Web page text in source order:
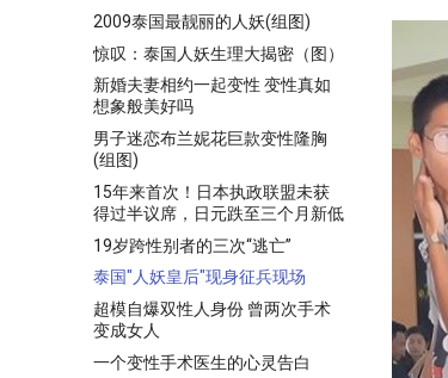
2009泰国最靓丽的人妖(组图)
惊叹：泰国人妖生理大揭密（图）
新婚夫妻相约一起变性 变性真如
想象般美好吗
男子迷恋布兰妮花巨款变性隆胸
(组图)
15年来首次！日本执政联盟未获
得过半议席，日元跌至三个月新低
19岁跨性别者的三次“逃亡”
泰国"人妖皇后"现身征兵现场
超模自爆双性人身份 曾两次手术
变成女人
一个变性手术医生的心灵告白